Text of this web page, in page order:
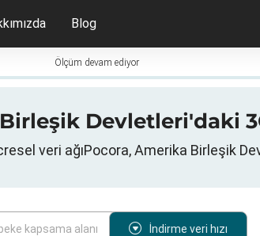
Blog
Ölçüm devam ediyor
Devletleri'daki
veri ağıPocora, Amerika Birleşik
kapsama alanı İndirme veri hızı